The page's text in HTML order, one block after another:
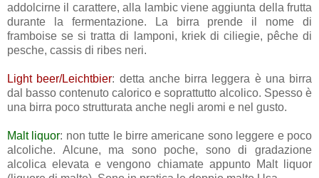
addolcirne il carattere, alla lambic viene aggiunta della frutta
durante la fermentazione. La birra prende il nome di
framboise se si tratta di lamponi, kriek di ciliegie, pêche di
pesche, cassis di ribes neri.
Light beer/Leichtbier: detta anche birra leggera è una birra
dal basso contenuto calorico e soprattutto alcolico. Spesso è
una birra poco strutturata anche negli aromi e nel gusto.
Malt liquor: non tutte le birre americane sono leggere e poco
alcoliche. Alcune, ma sono poche, sono di gradazione
alcolica elevata e vengono chiamate appunto Malt liquor